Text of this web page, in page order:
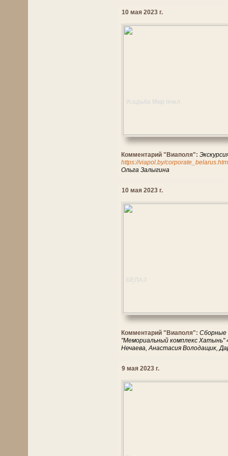
10 мая 2023 г.
Комментарий "Виаполя":
https://viapol.by/corporate_belarus.htm
Ольга Залыгина
10 мая 2023 г.
Комментарий "Виаполя": Сборные
"Мемориальный комплекс Хатынь"
Нечаева, Анастасия Володащик,
9 мая 2023 г.